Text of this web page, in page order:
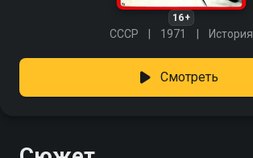
16+
СССР 1971 История
Смотреть